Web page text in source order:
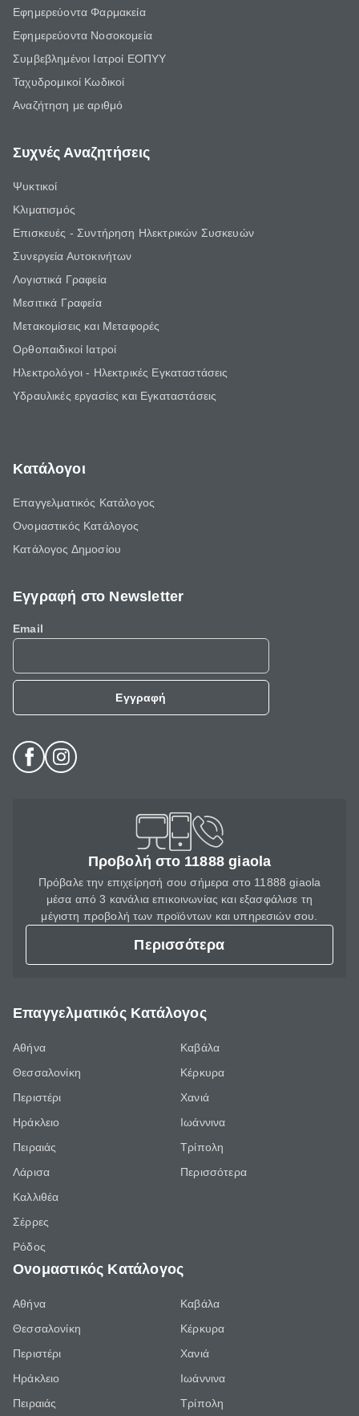
Εφημερεύοντα Φαρμακεία
Εφημερεύοντα Νοσοκομεία
Συμβεβλημένοι Ιατροί ΕΟΠΥΥ
Ταχυδρομικοί Κωδικοί
Αναζήτηση με αριθμό
Συχνές Αναζητήσεις
Ψυκτικοί
Κλιματισμός
Επισκευές - Συντήρηση Ηλεκτρικών Συσκευών
Συνεργεία Αυτοκινήτων
Λογιστικά Γραφεία
Μεσιτικά Γραφεία
Μετακομίσεις και Μεταφορές
Ορθοπαιδικοί Ιατροί
Ηλεκτρολόγοι - Ηλεκτρικές Εγκαταστάσεις
Υδραυλικές εργασίες και Εγκαταστάσεις
Κατάλογοι
Επαγγελματικός Κατάλογος
Ονομαστικός Κατάλογος
Κατάλογος Δημοσίου
Εγγραφή στο Newsletter
Email
Εγγραφή
Προβολή στο 11888 giaola
Πρόβαλε την επιχείρησή σου σήμερα στο 11888 giaola
μέσα από 3 κανάλια επικοινωνίας και εξασφάλισε τη
μέγιστη προβολή των προϊόντων και υπηρεσιών σου.
Περισσότερα
Επαγγελματικός Κατάλογος
Αθήνα
Θεσσαλονίκη
Περιστέρι
Ηράκλειο
Πειραιάς
Λάρισα
Καλλιθέα
Σέρρες
Ρόδος
Καβάλα
Κέρκυρα
Χανιά
Ιωάννινα
Τρίπολη
Περισσότερα
Ονομαστικός Κατάλογος
Αθήνα
Θεσσαλονίκη
Περιστέρι
Ηράκλειο
Πειραιάς
Καβάλα
Κέρκυρα
Χανιά
Ιωάννινα
Τρίπολη